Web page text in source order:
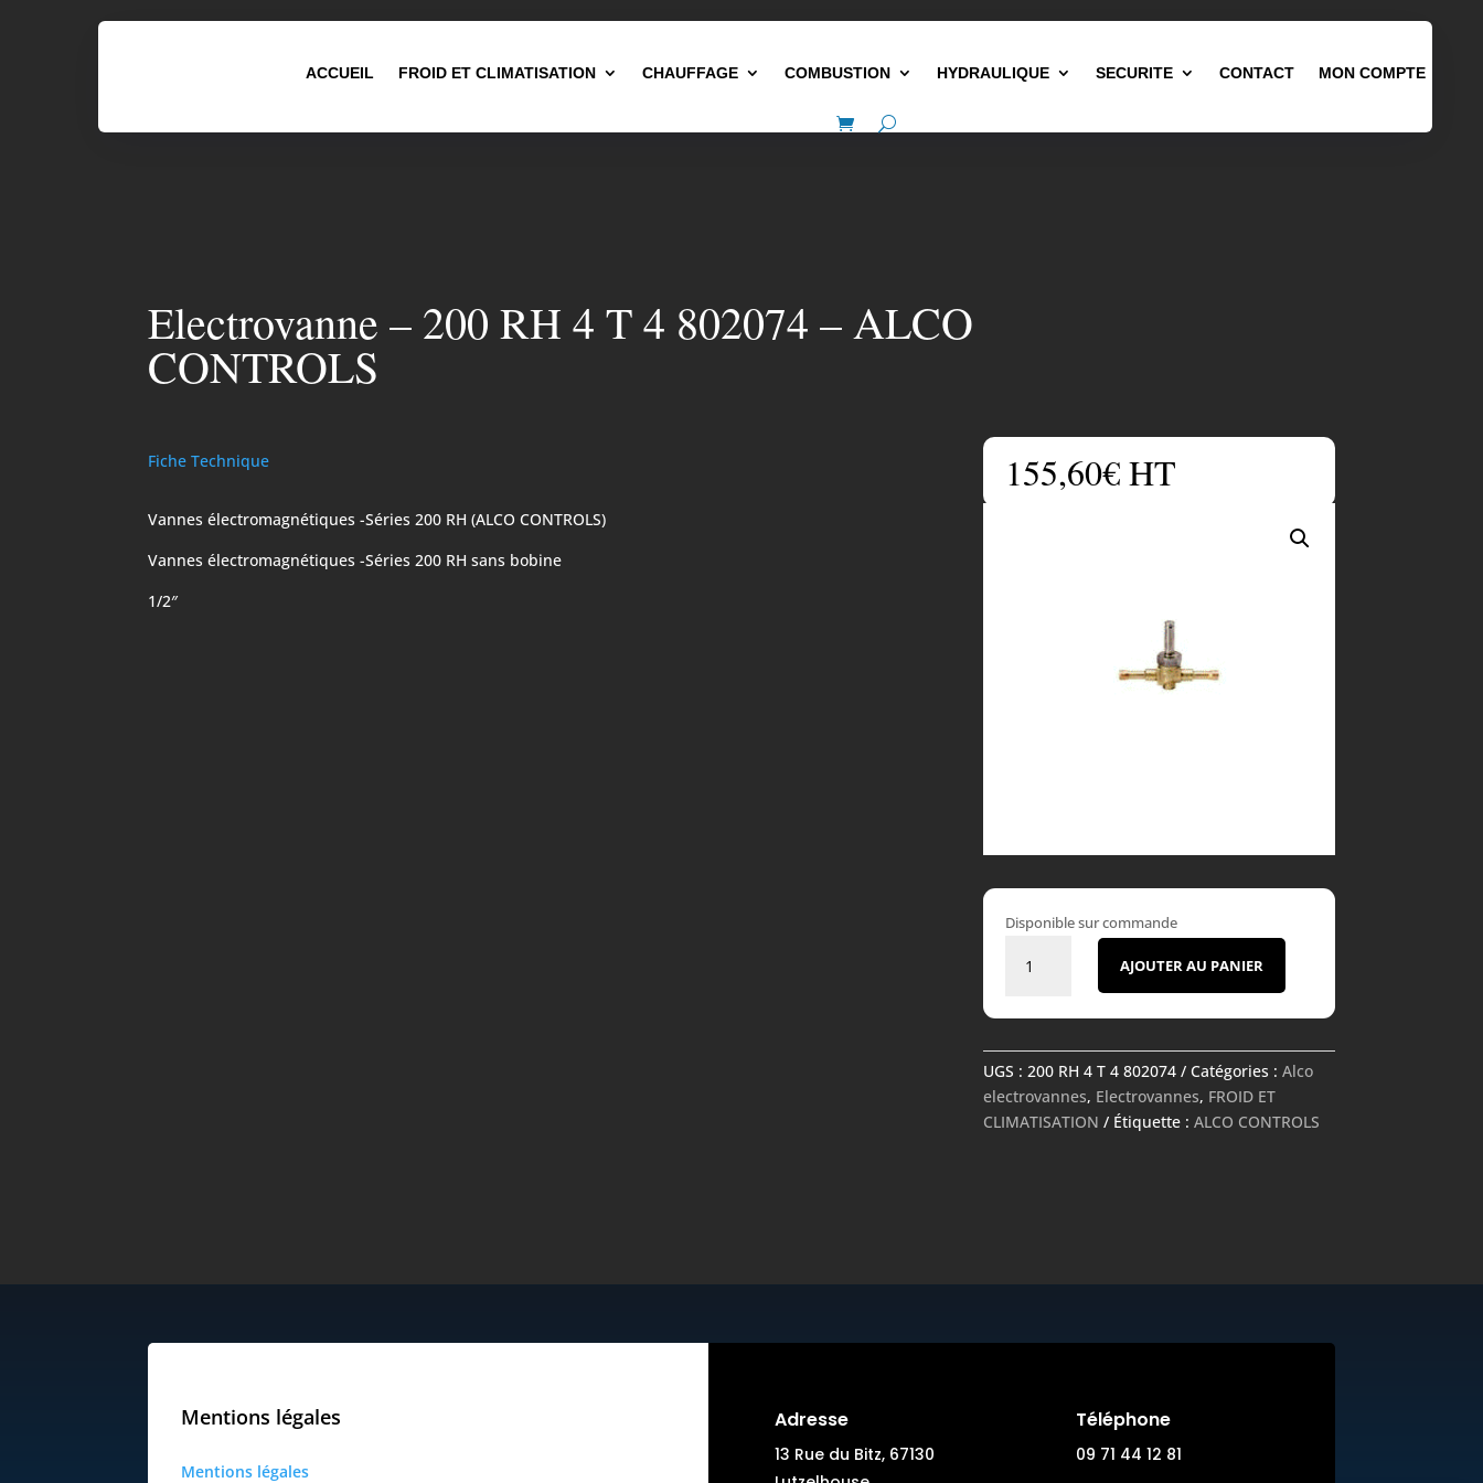
ACCUEIL FROID ET CLIMATISATION CHAUFFAGE COMBUSTION HYDRAULIQUE SECURITE CONTACT MON COMPTE
Electrovanne – 200 RH 4 T 4 802074 – ALCO
CONTROLS
Fiche Technique
Vannes électromagnétiques -Séries 200 RH (ALCO CONTROLS)
Vannes électromagnétiques -Séries 200 RH sans bobine
1/2″
155,60€HT
Disponible sur commande
Electrovanne
-
200
RH
4
T
AJOUTER AU PANIER
UGS : 200 RH 4 T 4 802074 Catégories : Alco
electrovannes, Electrovannes, FROID ET
CLIMATISATION
Étiquette : ALCO CONTROLS
Mentions légales
Mentions légales
Adresse
13 Rue du Bitz, 67130
Téléphone
09 71 44 12 81